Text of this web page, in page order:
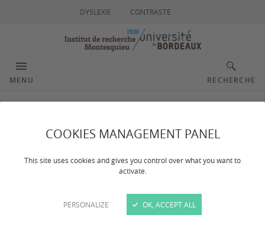
COOKIES MANAGEMENT PANEL
This site uses cookies and gives you control over what you want to
activate.
PERSONALIZE OK, ACCEPT ALL
DYSLEXIE CONTRASTE
MENU RECHERCHE
MILACIC Slobodan